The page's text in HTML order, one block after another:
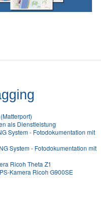
als Dienstleistung
System - Fotodokumentation mit
System - Fotodokumentation mit
Ricoh Theta Z1
Kamera Ricoh G900SE